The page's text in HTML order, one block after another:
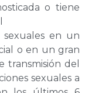
o tiene
sexuales en un
o en un gran
transmisión del
sexuales a